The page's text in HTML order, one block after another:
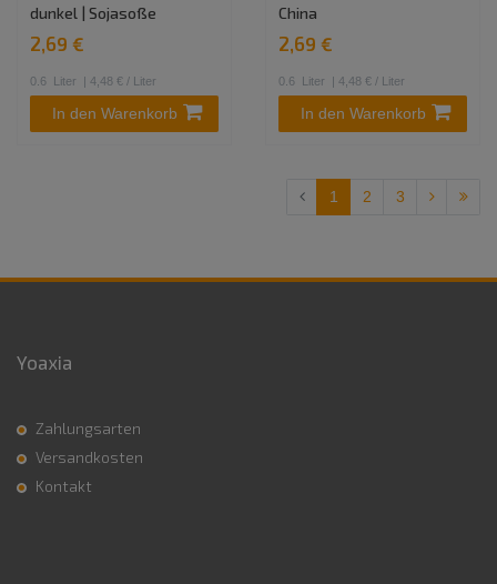
dunkel | Sojasoße
2,69 €
0.6 Liter | 4,48 € / Liter
In den Warenkorb
China
2,69 €
0.6 Liter | 4,48 € / Liter
In den Warenkorb
1 2 3
Yoaxia
Zahlungsarten
Versandkosten
Kontakt